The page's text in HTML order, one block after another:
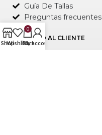
Guía De Tallas
Preguntas frecuentes
SERVICIO AL CLIENTE
ShopWishlist
0
Cart
My account